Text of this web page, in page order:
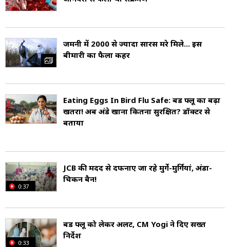
जर्मनी में 2000 से ज्यादा सारस मरे मिले... इस
बीमारी का फैला कहर
Eating Eggs In Bird Flu Safe: बर्ड फ्लू का बढ़ा
खतरा! अब अंडे खाना कितना सुरक्षित? डॉक्टर से
बताया
0:37
JCB की मदद से दफनाए जा रहे मुर्गे-मुर्गियां, अंडा-
चिकन बैन!
0:33
बर्ड फ्लू को लेकर अलर्ट, CM Yogi ने दिए सख्त
निर्देश